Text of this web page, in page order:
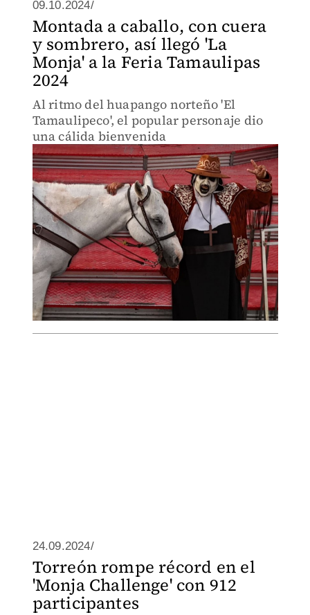
09.10.2024/
Montada a caballo, con cuera
y sombrero, así llegó 'La
Monja' a la Feria Tamaulipas
2024
Al ritmo del huapango norteño 'El
Tamaulipeco', el popular personaje dio
una cálida bienvenida
24.09.2024/
Torreón rompe récord en el
'Monja Challenge' con 912
participantes